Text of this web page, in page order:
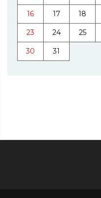
16 17 18
23 24 25
30 31